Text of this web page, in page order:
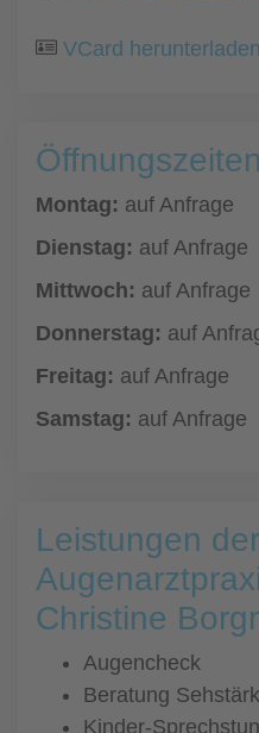
VCard herunterladen
Öffnungszeiten
Montag: auf Anfrage
Dienstag: auf Anfrage
Mittwoch: auf Anfrage
Donnerstag: auf
Freitag: auf Anfrage
Samstag: auf Anfrage
Leistungen der
Christine
Augencheck
Beratung
Kinder-